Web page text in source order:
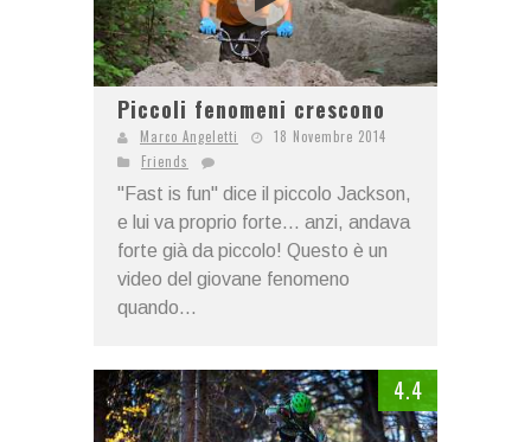
Piccoli fenomeni crescono
Marco Angeletti
18 Novembre 2014
Friends
"Fast is fun" dice il piccolo Jackson,
e lui va proprio forte... anzi, andava
forte già da piccolo! Questo è un
video del giovane fenomeno
quando...
4.4